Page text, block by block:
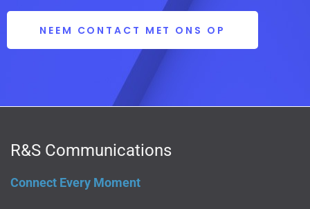
NEEM CONTACT MET ONS OP
R&S Communications
Connect Every Moment